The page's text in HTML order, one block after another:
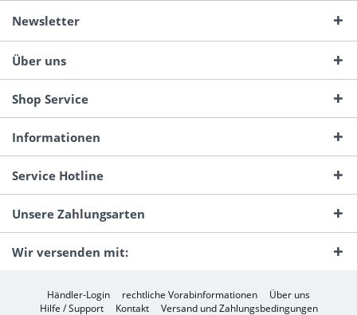
Newsletter
Über uns
Shop Service
Informationen
Service Hotline
Unsere Zahlungsarten
Wir versenden mit:
Händler-Login rechtliche Vorabinformationen
Über uns
Hilfe / Support
Kontakt Versand und Zahlungsbedingungen